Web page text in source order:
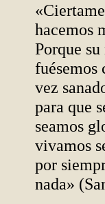
hacemos
Porque
fuésemos
vez
para que
seamos
vivamos
por
nada»